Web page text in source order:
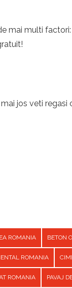
mai multi
jos veti regasi
ROMANIA BETON
ROMANIA
ROMANIA PAVAJ